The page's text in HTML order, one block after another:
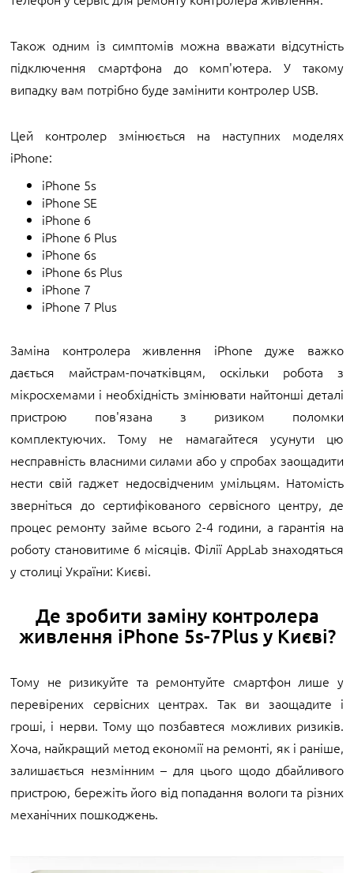
Також одним із симптомів можна вважати відсутність
підключення смартфона до комп'ютера. У такому
випадку вам потрібно буде замінити контролер USB.
Цей контролер змінюється на наступних моделях
iPhone:
iPhone 5s
iPhone SE
iPhone 6
iPhone 6 Plus
iPhone 6s
iPhone 6s Plus
iPhone 7
iPhone 7 Plus
Заміна контролера живлення iPhone дуже важко
дається майстрам-початківцям, оскільки робота з
мікросхемами і необхідність змінювати найтонші деталі
пристрою пов'язана з ризиком поломки
комплектуючих. Тому не намагайтеся усунути цю
несправність власними силами або у спробах заощадити
нести свій гаджет недосвідченим умільцям. Натомість
зверніться до сертифікованого сервісного центру, де
процес ремонту займе всього 2-4 години, а гарантія на
роботу становитиме 6 місяців. Філії AppLab знаходяться
у столиці України: Києві.
Де зробити заміну контролера
живлення iPhone 5s-7Plus у Києві?
Тому не ризикуйте та ремонтуйте смартфон лише у
перевірених сервісних центрах. Так ви заощадите і
гроші, і нерви. Тому що позбавтеся можливих ризиків.
Хоча, найкращий метод економії на ремонті, як і раніше,
залишається незмінним – для цього щодо дбайливого
пристрою, бережіть його від попадання вологи та різних
механічних пошкоджень.